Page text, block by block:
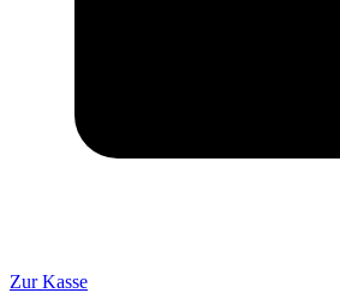
Zur Kasse